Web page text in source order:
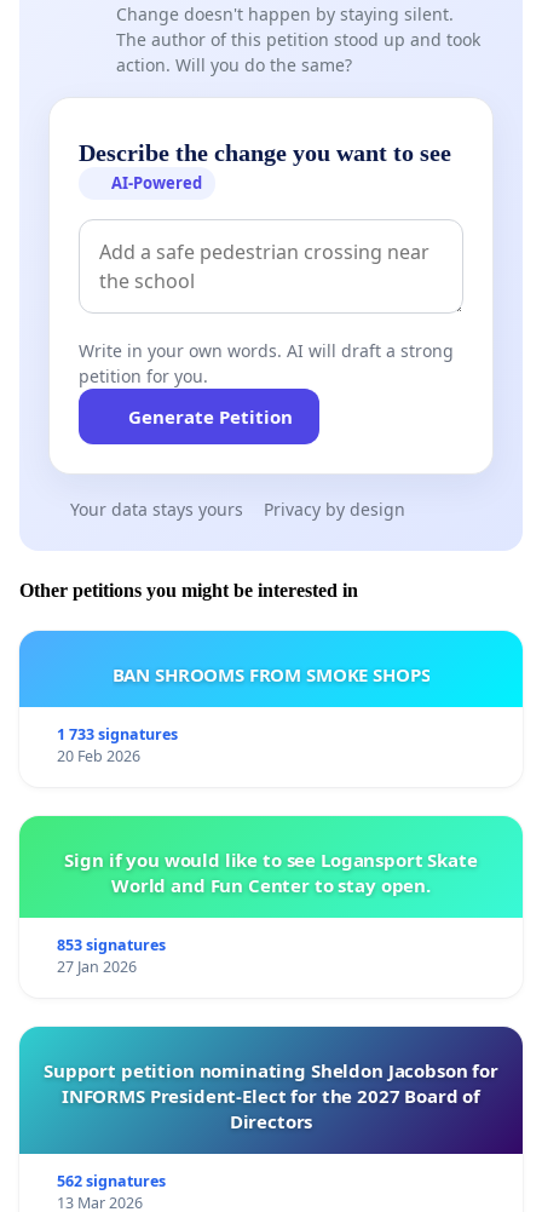
Change doesn't happen by staying silent.
The author of this petition stood up and took
action. Will you do the same?
Describe the change you want to see
AI-Powered
Write in your own words. AI will draft a strong
petition for you.
Generate Petition
Your data stays yours Privacy by design
Other petitions you might be interested in
BAN SHROOMS FROM SMOKE SHOPS
1 733 signatures
20 Feb 2026
Sign if you would like to see Logansport Skate
World and Fun Center to stay open.
853 signatures
27 Jan 2026
Support petition nominating Sheldon Jacobson for
INFORMS President-Elect for the 2027 Board of
Directors
562 signatures
13 Mar 2026